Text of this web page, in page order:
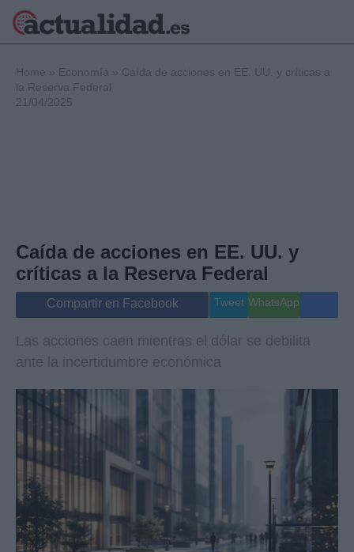
Internacional
Viajes
Gente
Musica
Home » Economía » Caída de acciones en EE. UU. y críticas a
la Reserva Federal
21/04/2025
Caída de acciones en EE. UU. y
críticas a la Reserva Federal
Compartir en Facebook Tweet WhatsApp
Las acciones caen mientras el dólar se debilita
ante la incertidumbre económica